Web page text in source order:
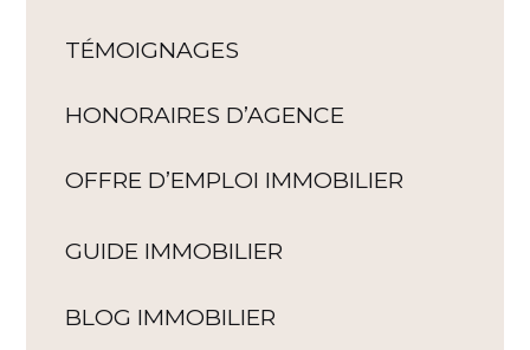
TÉMOIGNAGES
HONORAIRES D’AGENCE
OFFRE D’EMPLOI IMMOBILIER
GUIDE IMMOBILIER
BLOG IMMOBILIER